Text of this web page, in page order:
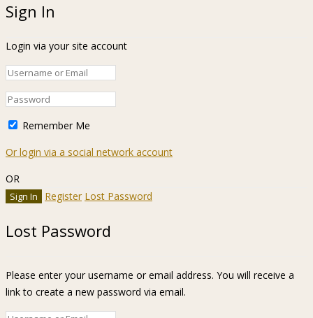
Sign In
Login via your site account
Remember Me
Or login via a social network account
OR
Register Lost Password
Lost Password
Please enter your username or email address. You will receive a
link to create a new password via email.